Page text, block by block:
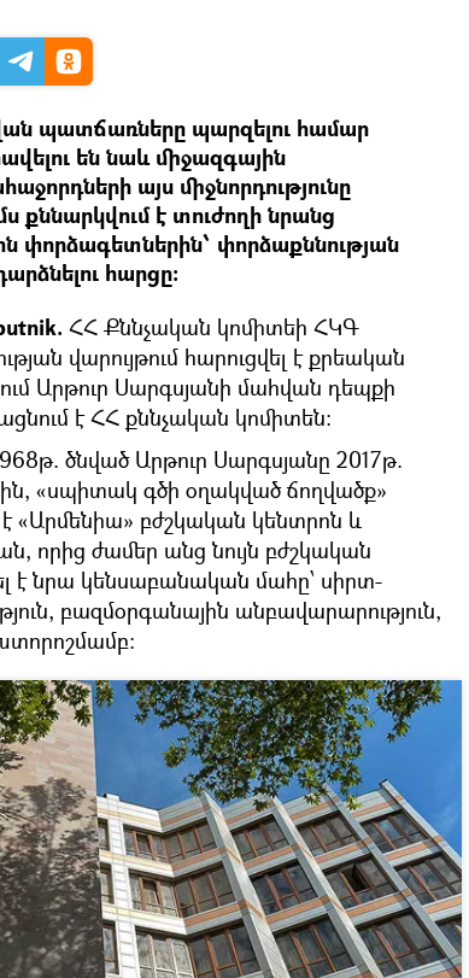
պատճառները պարզելու համար
են նաև միջազգային
այս միջնորդությունը
քննարկվում է տուժողի նրանց
փորձագետներին՝ փորձաքննության
հարցը։
ՀՀ Քննչական կոմիտեի ՀԿԳ
վարույթում հարուցվել է քրեական
Արթուր Սարգսյանի մահվան դեպքի
է ՀՀ քննչական կոմիտեն։
ծնված Արթուր Սարգսյանը 2017թ.
«սպիտակ գծի օղակված ճողվածք»
«Արմենիա» բժշկական կենտրոն և
որից ժամեր անց նույն բժշկական
է նրա կենսաբանական մահը՝ սիրտ-
բազմօրգանային անբավարարություն,